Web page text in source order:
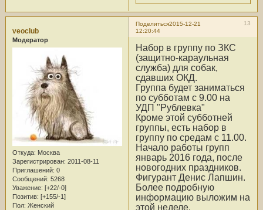
Поделиться 13
2015-12-21
12:20:44
veoclub
Модератор
Откуда: Москва
Зарегистрирован: 2011-08-11
Приглашений: 0
Сообщений: 5268
Уважение: [+22/-0]
Позитив: [+155/-1]
Пол: Женский
Набор в группу по ЗКС
(защитно-караульная
служба) для собак,
сдавших ОКД.
Группа будет заниматься
по субботам с 9.00 на
УДП "Рублевка"
Кроме этой субботней
группы, есть набор в
группу по средам с 11.00.
Начало работы групп
январь 2016 года, после
новогодних праздников.
Фигурант Денис Лапшин.
Более подробную
информацию выложим на
этой неделе.